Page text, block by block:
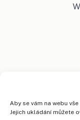
Aby se vám na webu
Jejich ukládání můžete